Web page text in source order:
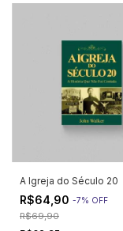
A Igreja do Século 20
R$64,90 -7% OFF
R$69,90